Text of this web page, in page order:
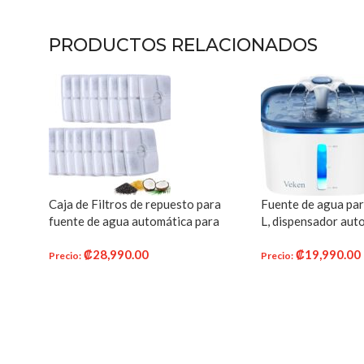
PRODUCTOS RELACIONADOS
Caja de Filtros de repuesto para
fuente de agua automática para
de agua de perro, carbón activado
Precio: ₡28,990.00
Fuente de agua
L, dispensador
inteligente, 2
Precio: ₡19,990.00